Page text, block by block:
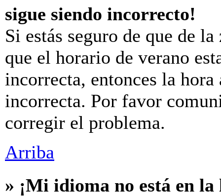
sigue siendo incorrecto!
Si estás seguro de que de
que el horario de verano
incorrecta, entonces la
incorrecta. Por favor
corregir el problema.
Arriba
» ¡Mi idioma no está en